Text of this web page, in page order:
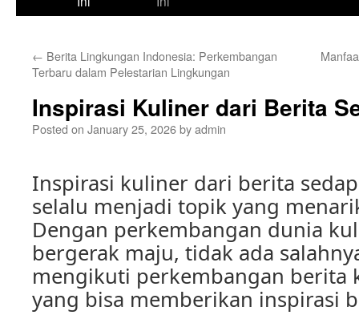
← Berita Lingkungan Indonesia: Perkembangan
Terbaru dalam Pelestarian Lingkungan
Inspirasi Kuliner dari Berita
Posted on January 25, 2026byadmin
Inspirasi kuliner dari berita
selalu menjadi topik yang
Dengan perkembangan dunia
bergerak maju, tidak ada
mengikuti perkembangan berita
yang bisa memberikan inspirasi